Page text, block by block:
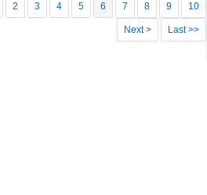
2 3 4 5 6 7 8 9 10
Next > Last >>